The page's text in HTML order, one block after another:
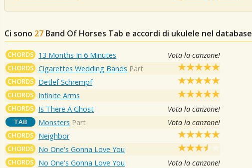
Ci sono 27 Band Of Horses Tab e accordi di ukulele nel database
CHORDS 13 Months In 6 Minutes Vota la canzone!
CHORDS Cigarettes Wedding Bands Part
CHORDS Detlef Schrempf
CHORDS Infinite Arms
CHORDS Is There A Ghost Vota la canzone!
TAB Monsters Part Vota la canzone!
CHORDS Neighbor
CHORDS No One's Gonna Love You
CHORDS No One's Gonna Love You Vota la canzone!